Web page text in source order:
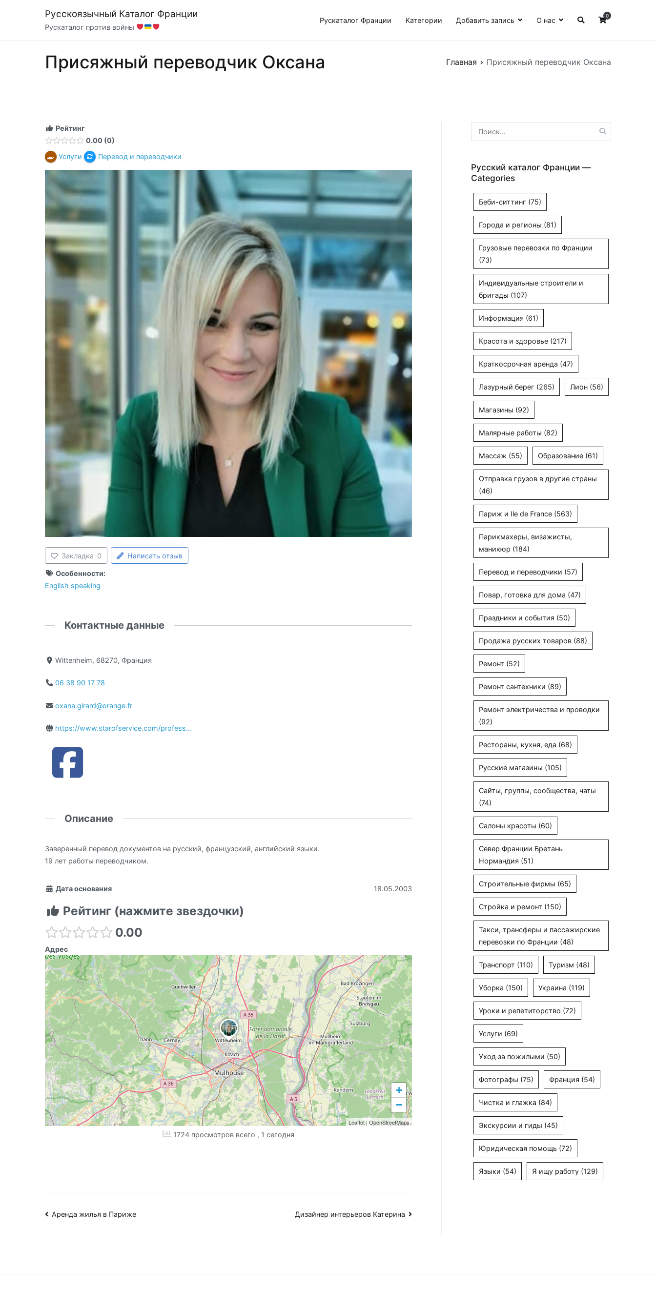
содержимому
Русскоязычный Каталог Франции
Рускаталог против войны
Рускаталог Франции Категории Добавить запись О нас
0
Присяжный переводчик Оксана Главная Присяжный переводчик Оксана
Рейтинг
0.00 0
Услуги
Перевод и переводчики
Закладка 0 Написать отзыв
Особенности:
English speaking
Контактные данные
Wittenheim, 68270, Франция
06 38 90 17 78
oxana.girard@orange.fr
https://www.starofservice.com/profess...
Описание
Заверенный перевод документов на русский, французский, английский языки.
19 лет работы переводчиком.
Дата основания 18.05.2003
Рейтинг (нажмите звездочки)
0.00
Адрес
+
−
Leaflet | OpenStreetMaps
1724 просмотров всего , 1 сегодня
Навигация
Аренда жилья в Париже Дизайнер интерьеров Катерина
Найти:
Русский каталог Франции —
Categories
Беби-ситтинг (75)
Города и регионы (81)
Грузовые перевозки по Франции
(73)
Индивидуальные строители и
бригады (107)
Информация (61)
Красота и здоровье (217)
Краткосрочная аренда (47)
Лазурный берег (265) Лион (56)
Магазины (92)
Малярные работы (82)
Массаж (55) Образование (61)
Отправка грузов в другие страны
(46)
Париж и Ile de France (563)
Парикмахеры, визажисты,
маникюр (184)
Перевод и переводчики (57)
Повар, готовка для дома (47)
Праздники и события (50)
Продажа русских товаров (88)
Ремонт (52)
Ремонт сантехники (89)
Ремонт электричества и проводки
(92)
Рестораны, кухня, еда (68)
Русские магазины (105)
Сайты, группы, сообщества, чаты
(74)
Салоны красоты (60)
Север Франции Бретань
Нормандия (51)
Строительные фирмы (65)
Стройка и ремонт (150)
Такси, трансферы и пассажирские
перевозки по Франции (48)
Транспорт (110) Туризм (48)
Уборка (150) Украина (119)
Уроки и репетиторство (72)
Услуги (69)
Уход за пожилыми (50)
Фотографы (75) Франция (54)
Чистка и глажка (84)
Экскурсии и гиды (45)
Юридическая помощь (72)
Языки (54) Я ищу работу (129)